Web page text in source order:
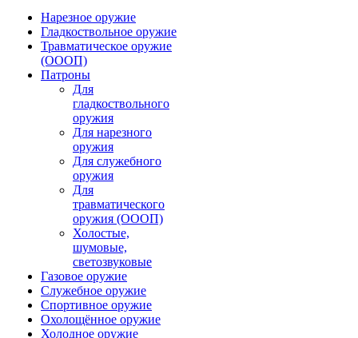
Нарезное оружие
Гладкоствольное оружие
Травматическое оружие
(ОООП)
Патроны
Для
гладкоствольного
оружия
Для нарезного
оружия
Для служебного
оружия
Для
травматического
оружия (ОООП)
Холостые,
шумовые,
светозвуковые
Газовое оружие
Служебное оружие
Спортивное оружие
Охолощённое оружие
Холодное оружие